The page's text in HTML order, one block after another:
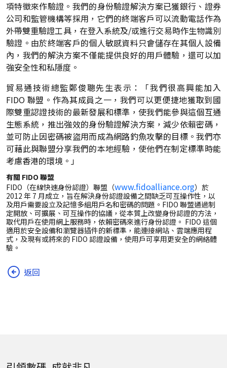
項特徵來作驗證。我們的身份驗證解決方案已獲銀行、證券
公司和監管機構等採用，它們的終端客戶可以流動電話作為
外帶雙重驗證工具，在登入系統及/或進行交易時作生物識別
驗證。由於終端客戶的個人敏感資料只會儲存在其個人設備
內，我們的解決方案不僅能提供良好的用戶體驗，還可以加
強安全性和私隱度。
貿易通技術總監鄭俊聰先生表示：「我們很高興能加入
FIDO 聯盟。作為其成員之一，我們可以更便捷地獲取到國
際雙重認證技術的最新發展和標準，使我們能參與這個互通
生態系統，推出強效的身份驗證解決方案，減少依賴密碼，
並可防止因密碼被盜用而成為網路釣魚攻擊的目標。我們亦
可藉此與聯盟分享我們的本地經驗，使他們在制定標準時能
考慮香港的環境。」
有關 FIDO 聯盟
FIDO（在線快速身份認證）聯盟（www.fidoalliance.org）於
2012 年 7 月成立，旨在解決身份認證設備之間缺乏可互操作性，以
及用戶需要設立及記憶多組用戶名和密碼的問題。FIDO 聯盟通過制
定開放、可擴展、可互操作的協議，從本質上改變身份認證的方法，
取代用戶在使用網上服務時，依賴密碼來進行身份認證。 FIDO 這個
適用於安全設備和瀏覽器插件的新標準，能連接網站、雲端應用程
式，及現有或將來的 FIDO 認證設備，使用戶可享用更安全的網絡體
驗。
返回